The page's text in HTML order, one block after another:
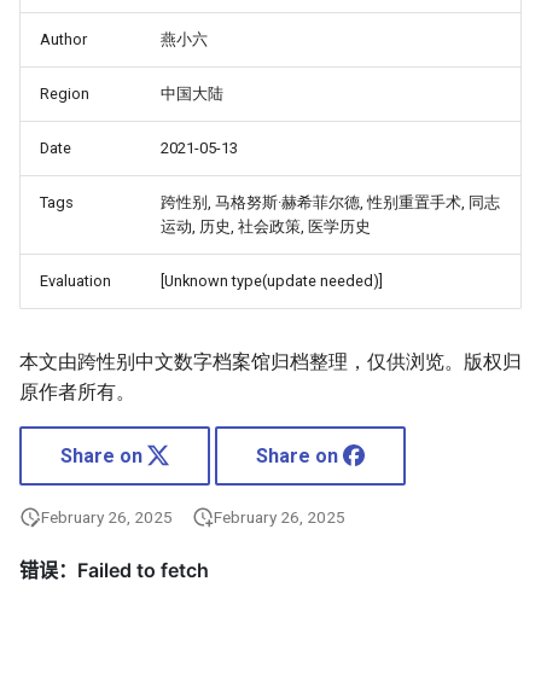
Author 燕小六
Region 中国大陆
Date 2021-05-13
Tags
跨性别, 马格努斯·赫希菲尔德, 性别重置手术, 同志
运动, 历史, 社会政策, 医学历史
Evaluation [Unknown type(update needed)]
本文由跨性别中文数字档案馆归档整理，仅供浏览。版权归
原作者所有。
Share on Share on
February 26, 2025 February 26, 2025